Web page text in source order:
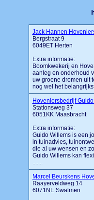
Jack Hannen
Bergstraat 9
6049ET Herten
Extra informatie:
Boomkwekerij en
aanleg en onderhoud
uw groene dromen uit
nog wel het
Hoveniersbedrijf
Stationsweg 37
6051KK Maasbracht
Extra informatie:
Guido Willems is een
in tuinadvies,
die al uw wensen en
Guido Willems kan
.......
Marcel Beurskens
Raayerveldweg 14
6071NE Swalmen